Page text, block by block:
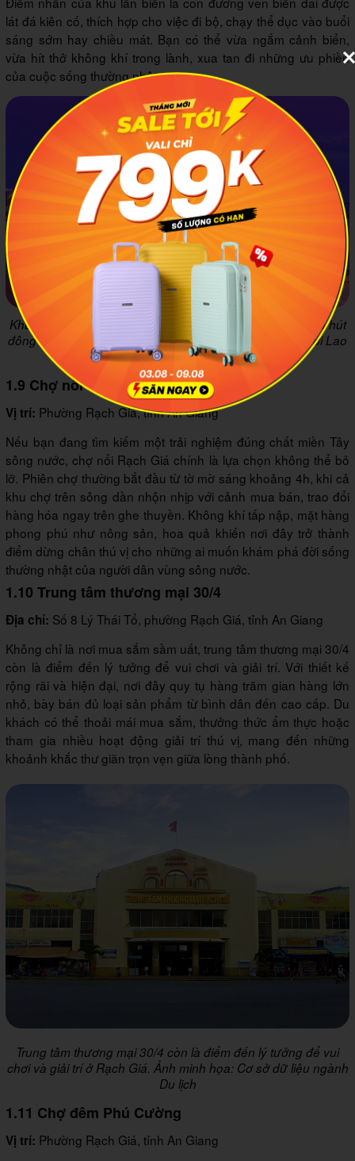
lát đá kiên cố, thích hợp cho việc đi bộ, chạy thể dục vào buổi
sáng sớm hay chiều mát. Bạn có thể vừa ngắm cảnh biển,
vừa hít thở không khí trong lành, xua tan đi những ưu phiền
của cuộc sống thường nhật.
Khu lấn biển Rạch Giá nổi lên như một điểm đến "hot" thu hút
đông đảo người tới tham quan. Ảnh minh họa:
Báo Người Lao
Động
1.9 Chợ nổi Rạch Giá
Vị trí: Phường Rạch Giá, tỉnh An Giang
Nếu bạn đang tìm kiếm một trải nghiệm đúng chất miền Tây
sông nước, chợ nổi Rạch Giá chính là lựa chọn không thể bỏ
lỡ. Phiên chợ thường bắt đầu từ tờ mờ sáng khoảng 4h, khi cả
khu chợ trên sông dần nhộn nhịp với cảnh mua bán, trao đổi
hàng hóa ngay trên ghe thuyền. Không khí tấp nập, mặt hàng
phong phú như nông sản, hoa quả khiến nơi đây trở thành
điểm dừng chân thú vị cho những ai muốn khám phá đời sống
thường nhật của người dân vùng sông nước.
1.10 Trung tâm thương mại 30/4
Địa chỉ: Số 8 Lý Thái Tổ, phường Rạch Giá, tỉnh An Giang
Không chỉ là nơi mua sắm sầm uất, trung tâm thương mại 30/4
còn là điểm đến lý tưởng để vui chơi và giải trí. Với thiết kế
rộng rãi và hiện đại, nơi đây quy tụ hàng trăm gian hàng lớn
nhỏ, bày bán đủ loại sản phẩm từ bình dân đến cao cấp. Du
khách có thể thoải mái mua sắm, thưởng thức ẩm thực hoặc
tham gia nhiều hoạt động giải trí thú vị, mang đến những
khoảnh khắc thư giãn trọn vẹn giữa lòng thành phố.
Trung tâm thương mại 30/4 còn là điểm đến lý tưởng để vui
chơi và giải trí ở Rạch Giá. Ảnh minh họa: Cơ sở dữ liệu ngành
Du lịch
1.11 Chợ đêm Phú Cường
Vị trí: Phường Rạch Giá, tỉnh An Giang